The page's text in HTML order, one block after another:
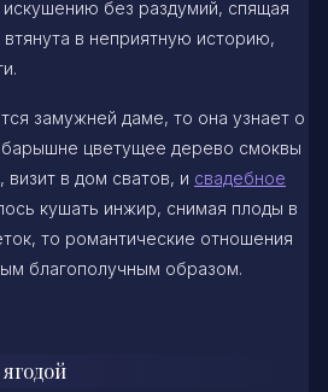
без раздумий, спящая
в неприятную историю,
замужней даме, то она узнает о
цветущее дерево смоквы
визит в дом сватов, и свадебное
кушать инжир, снимая плоды в
то романтические отношения
благополучным образом.